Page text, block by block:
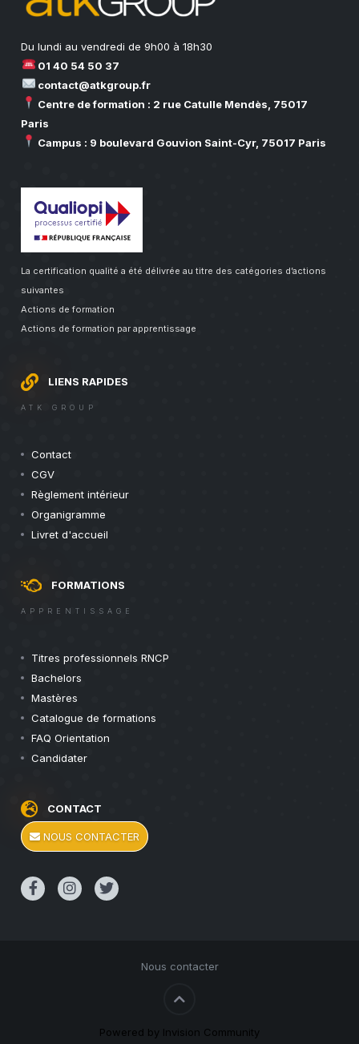
Du lundi au vendredi de 9h00 à 18h30
01 40 54 50 37
contact@atkgroup.fr
Centre de formation : 2 rue Catulle Mendès, 75017
Paris
Campus : 9 boulevard Gouvion Saint-Cyr, 75017 Paris
La certification qualité a été délivrée au titre des catégories d’actions
suivantes
Actions de formation
Actions de formation par apprentissage
LIENS RAPIDES
ATK GROUP
Contact
CGV
Règlement intérieur
Organigramme
Livret d'accueil
FORMATIONS
APPRENTISSAGE
Titres professionnels RNCP
Bachelors
Mastères
Catalogue de formations
FAQ Orientation
Candidater
CONTACT
NOUS CONTACTER
Nous contacter
Powered by Invision Community